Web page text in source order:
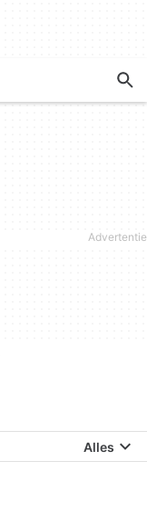
Alles